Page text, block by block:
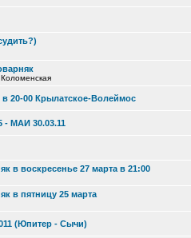
в 20-00 Крылатское-Волеймос
- МАИ 30.03.11
в воскресенье 27 марта в 21:00
в пятницу 25 марта
(Юпитер - Сычи)